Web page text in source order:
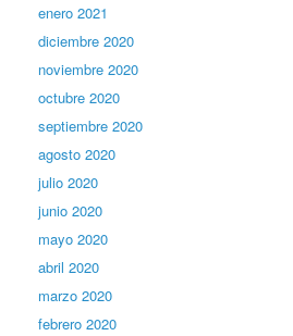
enero 2021
diciembre 2020
noviembre 2020
octubre 2020
septiembre 2020
agosto 2020
julio 2020
junio 2020
mayo 2020
abril 2020
marzo 2020
febrero 2020